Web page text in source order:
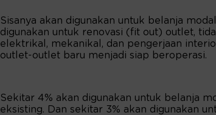
Sisanya akan digunakan untuk belanja
digunakan untuk renovasi (fit out) outlet,
elektrikal, mekanikal, dan pengerjaan
outlet-outlet baru menjadi siap beroperasi.
Sekitar 4% akan digunakan untuk belanja
eksisting. Dan sekitar 3% akan digunakan